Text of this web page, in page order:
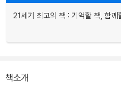
21세기 최고의 책 : 기억할 책, 함께
책소개